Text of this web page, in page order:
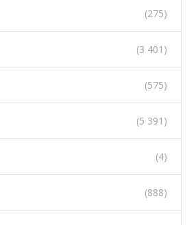
(275)
(3 401)
(575)
(5 391)
(4)
(888)